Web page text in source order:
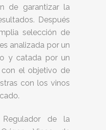
de garantizar la
Después
selección de
analizada por un
y catada por un
el objetivo de
con los vinos
de la